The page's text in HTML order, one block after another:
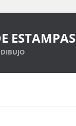
ESTAMPAS